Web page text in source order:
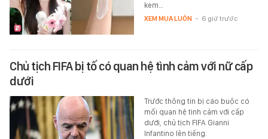
kem…
XEM MUA LUÔN - 6 giờ trước
Chủ tịch FIFA bị tố có quan hệ tình cảm với nữ cấp
dưới
Trước thông tin bị cáo buộc có
mối quan hệ tình cảm với cấp
dưới, chủ tịch FIFA Gianni
Infantino lên tiếng.